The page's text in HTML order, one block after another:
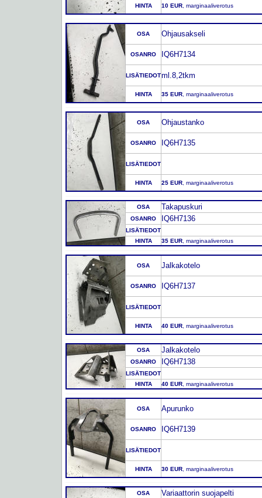
HINTA 10 EUR , marginaaliverotus
OSA Ohjausakseli
OSANRO IQ6H7134
LISÄTIEDOTml.8,2tkm
HINTA 35 EUR , marginaaliverotus
OSA Ohjaustanko
OSANRO IQ6H7135
LISÄTIEDOT
HINTA 25 EUR , marginaaliverotus
OSA Takapuskuri
OSANRO IQ6H7136
LISÄTIEDOT
HINTA
35 EUR , marginaaliverotus
OSA Jalkakotelo
OSANRO IQ6H7137
LISÄTIEDOT
HINTA 40 EUR , marginaaliverotus
OSA Jalkakotelo
OSANRO IQ6H7138
LISÄTIEDOT
HINTA
40 EUR , marginaaliverotus
OSA Apurunko
OSANRO IQ6H7139
LISÄTIEDOT
HINTA 30 EUR , marginaaliverotus
OSA Variaattorin suojapelti